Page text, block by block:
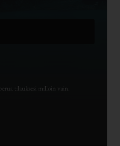
tilauksesi milloin vain.